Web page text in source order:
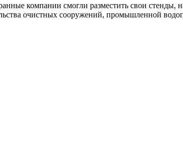
компании смогли разместить свои стенды,
очистных сооружений, промышленной